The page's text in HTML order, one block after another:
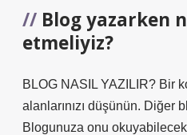
Blog yazarken
etmeliyiz?
BLOG NASIL YAZILIR? Bir
alanlarınızı düşünün. Diğer
Blogunuza onu okuyabilecek